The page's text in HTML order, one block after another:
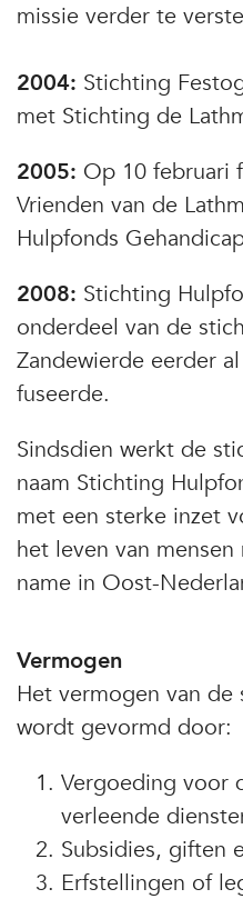
missie verder te
2004: Stichting
met Stichting de
2005: Op 10 februari
Vrienden van de
Hulpfonds
2008: Stichting
onderdeel van de
Zandewierde eerder
fuseerde.
Sindsdien werkt de
naam Stichting
met een sterke inzet
het leven van
name in Oost-
Vermogen
Het vermogen van de
wordt gevormd door:
Vergoeding voor
verleende
Subsidies, giften
Erfstellingen of